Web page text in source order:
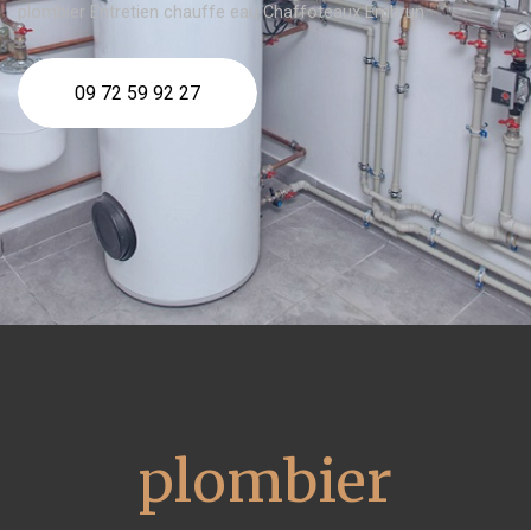
plombier Entretien chauffe eau Chaffoteaux Embrun
09 72 59 92 27
plombier